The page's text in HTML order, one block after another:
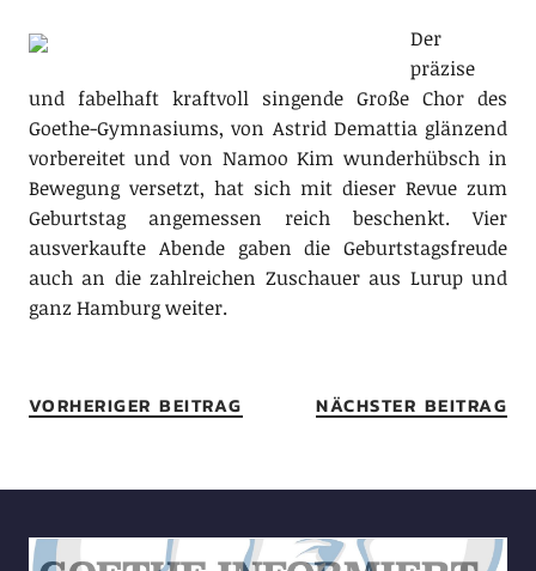
Der
präzise
und fabelhaft kraftvoll singende Große Chor des
Goethe-Gymnasiums, von Astrid Demattia glänzend
vorbereitet und von Namoo Kim wunderhübsch in
Bewegung versetzt, hat sich mit dieser Revue zum
Geburtstag angemessen reich beschenkt. Vier
ausverkaufte Abende gaben die Geburtstagsfreude
auch an die zahlreichen Zuschauer aus Lurup und
ganz Hamburg weiter.
VORHERIGER BEITRAG NÄCHSTER BEITRAG